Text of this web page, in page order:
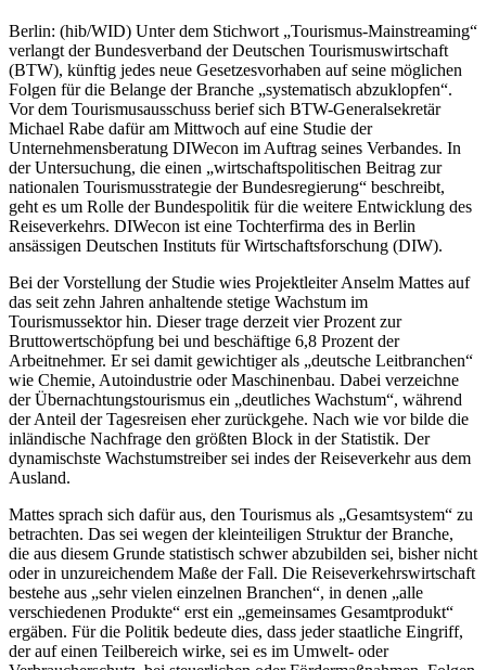
Berlin: (hib/WID) Unter dem Stichwort „Tourismus-Mainstreaming“
verlangt der Bundesverband der Deutschen Tourismuswirtschaft
(BTW), künftig jedes neue Gesetzesvorhaben auf seine möglichen
Folgen für die Belange der Branche „systematisch abzuklopfen“.
Vor dem Tourismusausschuss berief sich BTW-Generalsekretär
Michael Rabe dafür am Mittwoch auf eine Studie der
Unternehmensberatung DIWecon im Auftrag seines Verbandes. In
der Untersuchung, die einen „wirtschaftspolitischen Beitrag zur
nationalen Tourismusstrategie der Bundesregierung“ beschreibt,
geht es um Rolle der Bundespolitik für die weitere Entwicklung des
Reiseverkehrs. DIWecon ist eine Tochterfirma des in Berlin
ansässigen Deutschen Instituts für Wirtschaftsforschung (DIW).
Bei der Vorstellung der Studie wies Projektleiter Anselm Mattes auf
das seit zehn Jahren anhaltende stetige Wachstum im
Tourismussektor hin. Dieser trage derzeit vier Prozent zur
Bruttowertschöpfung bei und beschäftige 6,8 Prozent der
Arbeitnehmer. Er sei damit gewichtiger als „deutsche Leitbranchen“
wie Chemie, Autoindustrie oder Maschinenbau. Dabei verzeichne
der Übernachtungstourismus ein „deutliches Wachstum“, während
der Anteil der Tagesreisen eher zurückgehe. Nach wie vor bilde die
inländische Nachfrage den größten Block in der Statistik. Der
dynamischste Wachstumstreiber sei indes der Reiseverkehr aus dem
Ausland.
Mattes sprach sich dafür aus, den Tourismus als „Gesamtsystem“ zu
betrachten. Das sei wegen der kleinteiligen Struktur der Branche,
die aus diesem Grunde statistisch schwer abzubilden sei, bisher nicht
oder in unzureichendem Maße der Fall. Die Reiseverkehrswirtschaft
bestehe aus „sehr vielen einzelnen Branchen“, in denen „alle
verschiedenen Produkte“ erst ein „gemeinsames Gesamtprodukt“
ergäben. Für die Politik bedeute dies, dass jeder staatliche Eingriff,
der auf einen Teilbereich wirke, sei es im Umwelt- oder